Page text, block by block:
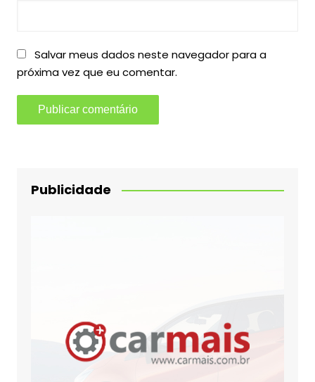
Salvar meus dados neste navegador para a
próxima vez que eu comentar.
Publicidade